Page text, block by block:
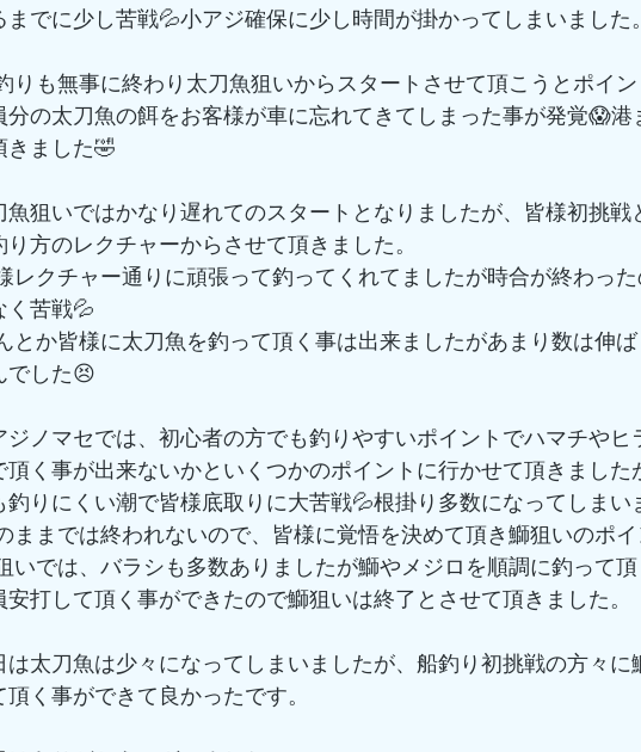
までに少し苦戦💦小アジ確保に少し時間が掛かってしまいました。
分の太刀魚の餌をお客様が車に忘れてきてしまった事が発覚😱
きました🤣
魚狙いではかなり遅れてのスタートとなりましたが、皆様初挑戦
り方のレクチャーからさせて頂きました。
く苦戦💦
でした😣
ジノマセでは、初心者の方でも釣りやすいポイントでハマチやヒ
頂く事が出来ないかといくつかのポイントに行かせて頂きました
釣りにくい潮で皆様底取りに大苦戦💦根掛り多数になってしまい
ままでは終われないので、皆様に覚悟を決めて頂き鰤狙いのポ
安打して頂く事ができたので鰤狙いは終了とさせて頂きました。
は太刀魚は少々になってしまいましたが、船釣り初挑戦の方々に
頂く事ができて良かったです。